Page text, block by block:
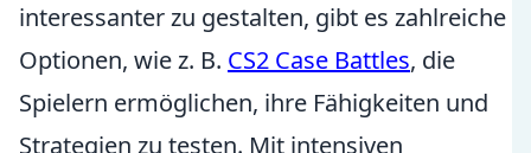
interessanter zu gestalten, gibt es zahlreiche
Optionen, wie z. B. CS2 Case Battles, die
Spielern ermöglichen, ihre Fähigkeiten und
Strategien zu testen. Mit intensiven